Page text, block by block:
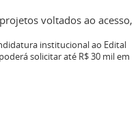
voltados ao acesso,
institucional ao Edital
solicitar até R$ 30 mil em